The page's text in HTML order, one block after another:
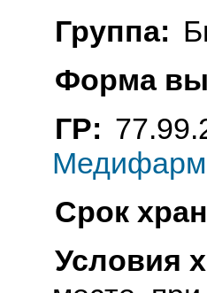
Группа:
Форма
ГР:
Медифарм
Срок
Условия